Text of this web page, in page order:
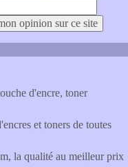
d'encre, toner
et toners de toutes
la qualité au meilleur prix